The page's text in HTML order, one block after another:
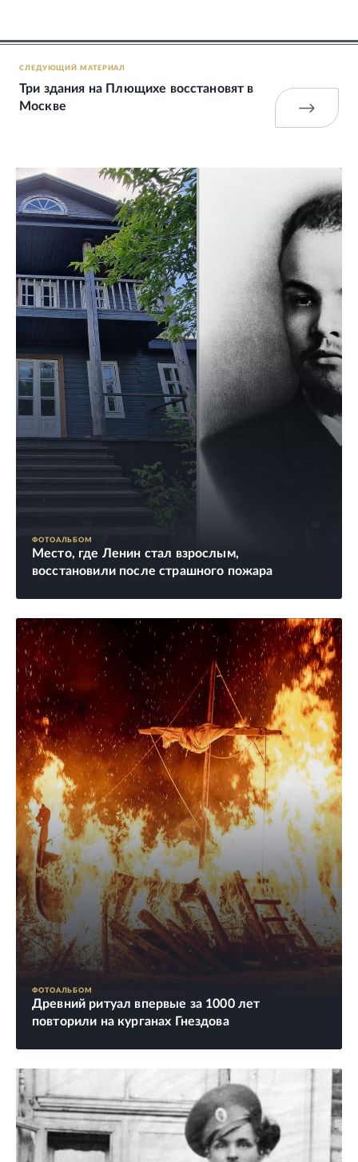
ФОТОАЛЬБОМ
Место, где Ленин стал взрослым,
восстановили после страшного пожара
ФОТОАЛЬБОМ
Древний ритуал впервые за 1000 лет
повторили на курганах Гнездова
СЛЕДУЮЩИЙ МАТЕРИАЛ
Три здания на Плющихе восстановят в
Москве